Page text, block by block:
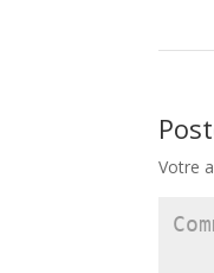
Votre